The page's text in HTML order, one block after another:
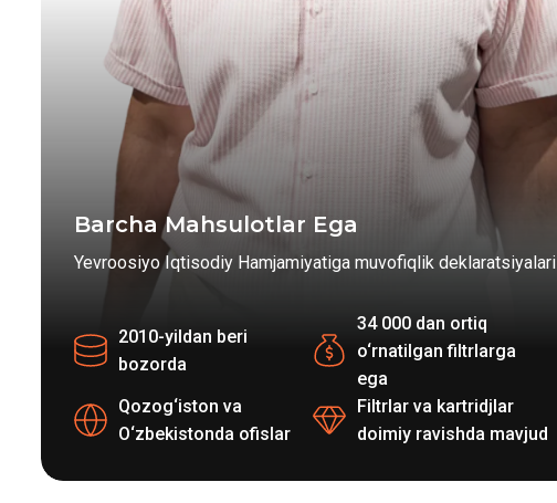
Barcha Mahsulotlar Ega
Yevroosiyo Iqtisodiy Hamjamiyatiga muvofiqlik deklaratsiyalari
2010-yildan beri
bozorda
34 000 dan ortiq
o‘rnatilgan filtrlarga
ega
Qozog‘iston va
O‘zbekistonda ofislar
Filtrlar va kartridjlar
doimiy ravishda mavjud